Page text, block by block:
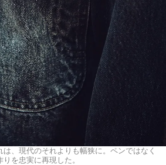
、現代のそれよりも幅狭に。ペンではなく
を忠実に再現した。